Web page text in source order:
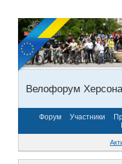
Велофорум Херсона
Форум Участники